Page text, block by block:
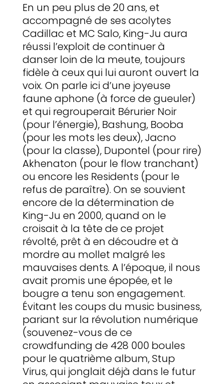
En un peu plus de 20 ans, et
accompagné de ses acolytes
Cadillac et MC Salo, King-Ju aura
réussi l’exploit de continuer à
danser loin de la meute, toujours
fidèle à ceux qui lui auront ouvert la
voix. On parle ici d’une joyeuse
faune aphone (à force de gueuler)
et qui regrouperait Bérurier Noir
(pour l’énergie), Bashung, Booba
(pour les mots les deux), Jacno
(pour la classe), Dupontel (pour rire)
Akhenaton (pour le flow tranchant)
ou encore les Residents (pour le
refus de paraître). On se souvient
encore de la détermination de
King-Ju en 2000, quand on le
croisait à la tête de ce projet
révolté, prêt à en découdre et à
mordre au mollet malgré les
mauvaises dents. A l’époque, il nous
avait promis une épopée, et le
bougre a tenu son engagement.
Évitant les coups du music business,
pariant sur la révolution numérique
(souvenez-vous de ce
crowdfunding de 428 000 boules
pour le quatrième album, Stup
Virus, qui jonglait déjà dans le futur